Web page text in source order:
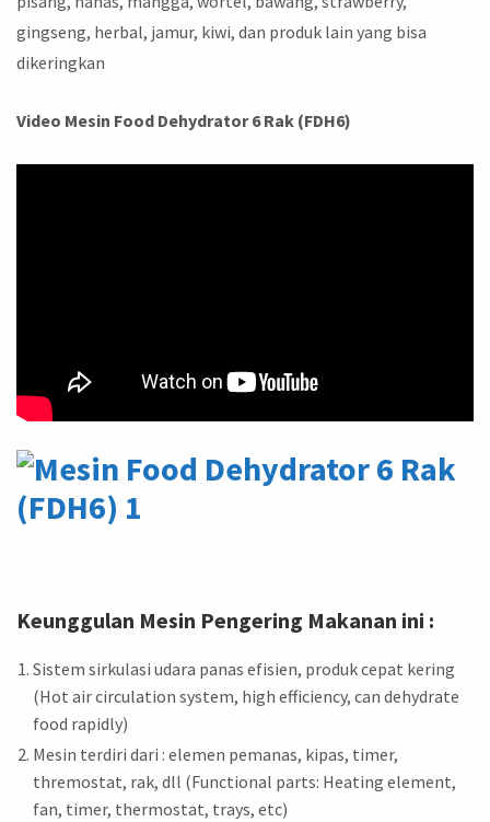
gingseng, herbal, jamur, kiwi, dan produk lain yang bisa
dikeringkan
Video Mesin Food Dehydrator 6 Rak (FDH6)
Keunggulan Mesin Pengering Makanan ini :
Sistem sirkulasi udara panas efisien, produk cepat kering
(Hot air circulation system, high efficiency, can dehydrate
food rapidly)
Mesin terdiri dari : elemen pemanas, kipas, timer,
thremostat, rak, dll (Functional parts: Heating element,
fan, timer, thermostat, trays, etc)